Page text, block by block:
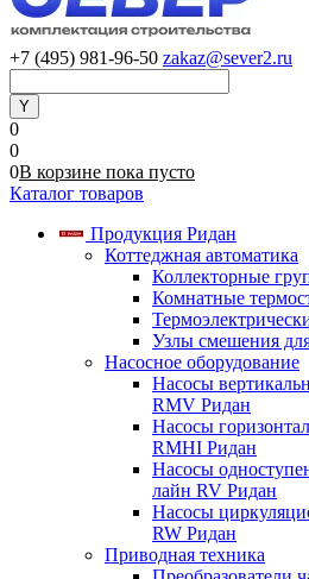
+7 (495) 981-96-50 zakaz@sever2.ru
0
0
0В корзине пока пусто
Каталог товаров
Продукция Ридан
Коттеджная автоматика
Коллекторные
Комнатные
Узлы смешения
Насосное оборудование
Насосы
RMV Ридан
Насосы
RMHI Ридан
Насосы
лайн RV Ридан
Насосы
RW Ридан
Приводная техника